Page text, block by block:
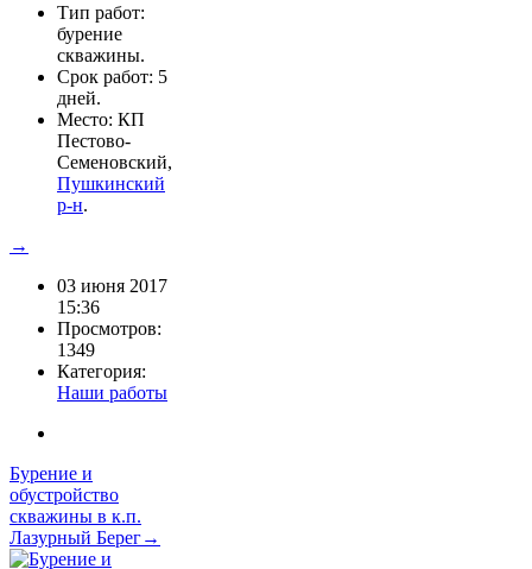
Тип работ:
бурение
скважины.
Срок работ: 5
дней.
Место: КП
Пестово-
Семеновский,
Пушкинский
р-н.
→
03 июня 2017
15:36
Просмотров:
1349
Категория:
Наши работы
Бурение и
обустройство
скважины в к.п.
Лазурный Берег→